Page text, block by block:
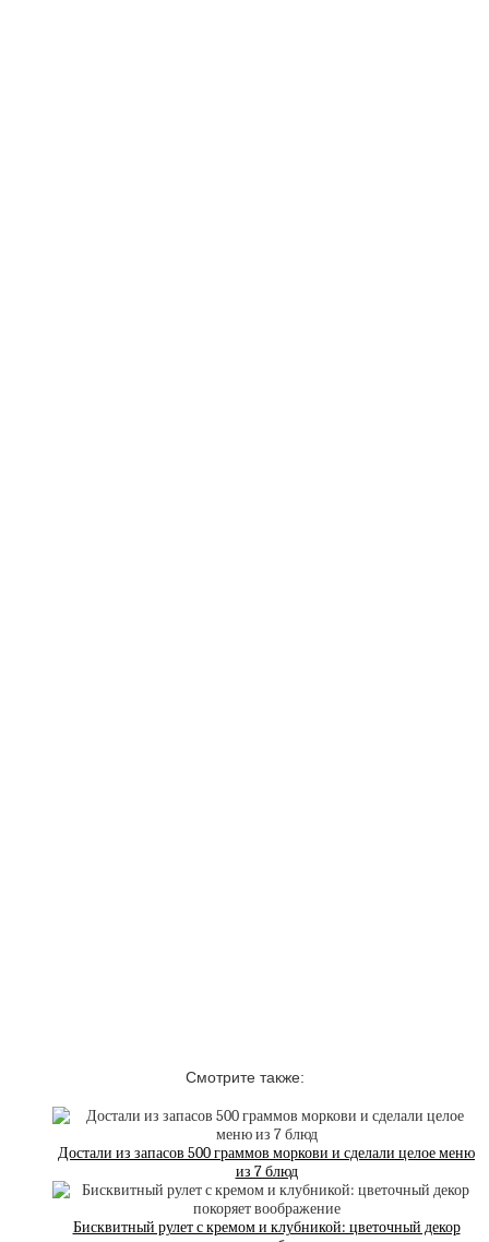
Смотрите также:
Достали из запасов 500 граммов моркови и сделали целое меню
из 7 блюд
Бисквитный рулет с кремом и клубникой: цветочный декор